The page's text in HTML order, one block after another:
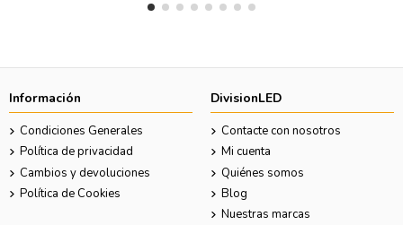
Información
Condiciones Generales
Política de privacidad
Cambios y devoluciones
Política de Cookies
DivisionLED
Contacte con nosotros
Mi cuenta
Quiénes somos
Blog
Nuestras marcas